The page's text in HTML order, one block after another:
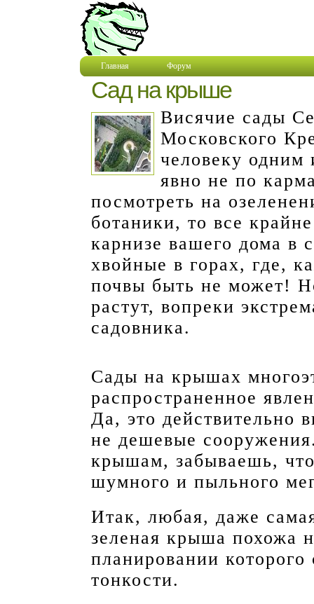
Главная Форум
Сад на крыше
Висячие сады
Московского
человеку одним
явно не по
посмотреть на
ботаники, то все
карнизе вашего дома в
хвойные в горах, где,
почвы быть не может!
растут, вопреки
садовника.
Сады на крышах
распространенное
Да, это действительно
не дешевые
крышам, забываешь,
шумного и пыльного
Итак, любая, даже
зеленая крыша похожа
планировании которого
тонкости.